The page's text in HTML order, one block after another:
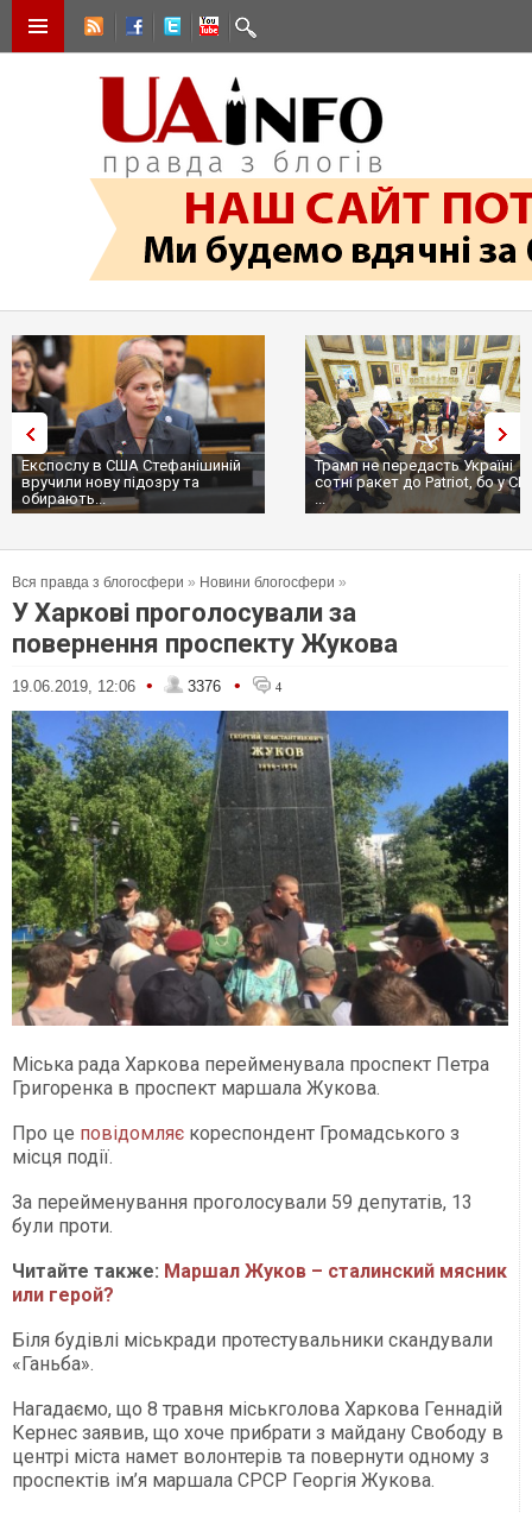
Експослу в США Стефанішиній
вручили нову підозру та
обирають...
Трамп не передасть Україні
сотні ракет до Patriot, бо у
...
Вся правда з блогосфери » Новини блогосфери »
У Харкові проголосували за
повернення проспекту Жукова
19.06.2019, 12:06 • 3376 • 4
Міська рада Харкова перейменувала проспект Петра
Григоренка в проспект маршала Жукова.
Про це повідомляє кореспондент Громадського з
місця події.
За перейменування проголосували 59 депутатів, 13
були проти.
Читайте также: Маршал Жуков – сталинский мясник
или герой?
Біля будівлі міськради протестувальники скандували
«Ганьба».
Нагадаємо, що 8 травня міськголова Харкова Геннадій
Кернес заявив, що хоче прибрати з майдану Свободу в
центрі міста намет волонтерів та повернути одному з
проспектів ім’я маршала СРСР Георгія Жукова.